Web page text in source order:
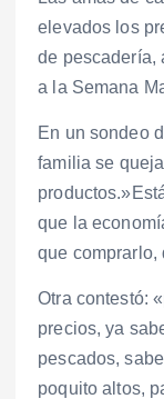
elevados los
de pescadería,
a la Semana
En un sondeo
familia se
que la
que comprarlo,
Otra contestó:
precios, ya
pescados,
poquito altos,